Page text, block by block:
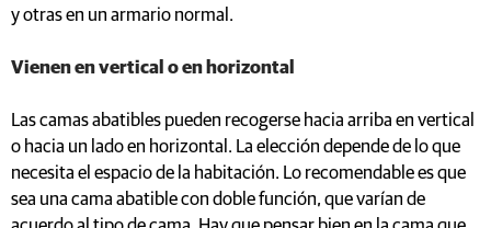
y otras en un armario normal.
Vienen en vertical o en horizontal
Las camas abatibles pueden recogerse hacia arriba en vertical
o hacia un lado en horizontal. La elección depende de lo que
necesita el espacio de la habitación. Lo recomendable es que
sea una cama abatible con doble función, que varían de